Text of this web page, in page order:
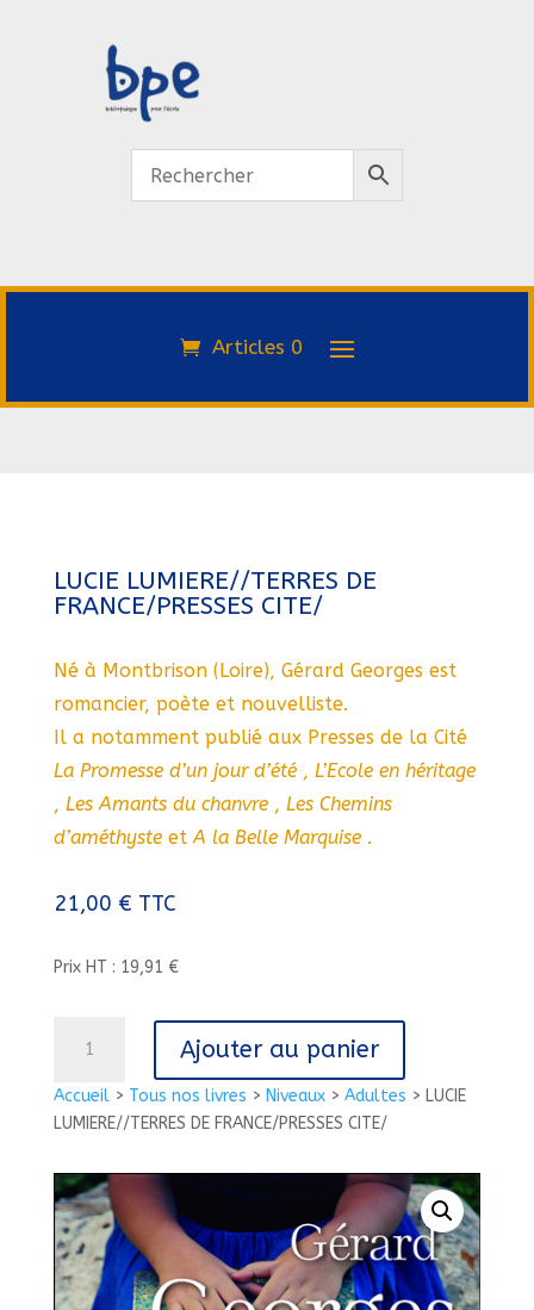
Articles 0
Accueil> Tous nos livres > Niveaux> Adultes > LUCIE
LUMIERE//TERRES DE FRANCE/PRESSES CITE/
LUCIE LUMIERE//TERRES DE
FRANCE/PRESSES CITE/
Né à Montbrison (Loire), Gérard Georges est
romancier, poète et nouvelliste.
Il a notamment publié aux Presses de la Cité
La Promesse d’un jour d’été, L’Ecole en héritage
, Les Amants du chanvre, Les Chemins
d’améthyste etA la Belle Marquise.
21,00 € TTC
Prix HT : 19,91 €
LUCIE
LUMIERE//TERRES
CITE/
Ajouter au panier